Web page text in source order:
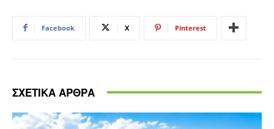
Facebook X Pinterest
ΣΧΕΤΙΚΑ ΑΡΘΡΑ